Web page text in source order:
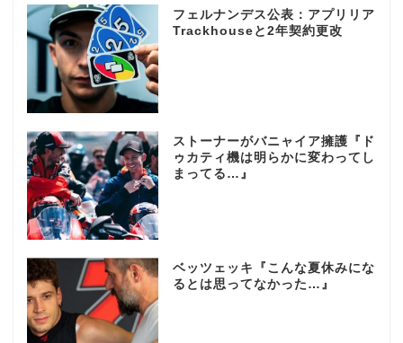
フェルナンデス公表：アプリリア
Trackhouseと2年契約更改
ストーナーがバニャイア擁護『ド
ゥカティ機は明らかに変わってし
まってる…』
ベッツェッキ『こんな夏休みにな
るとは思ってなかった…』